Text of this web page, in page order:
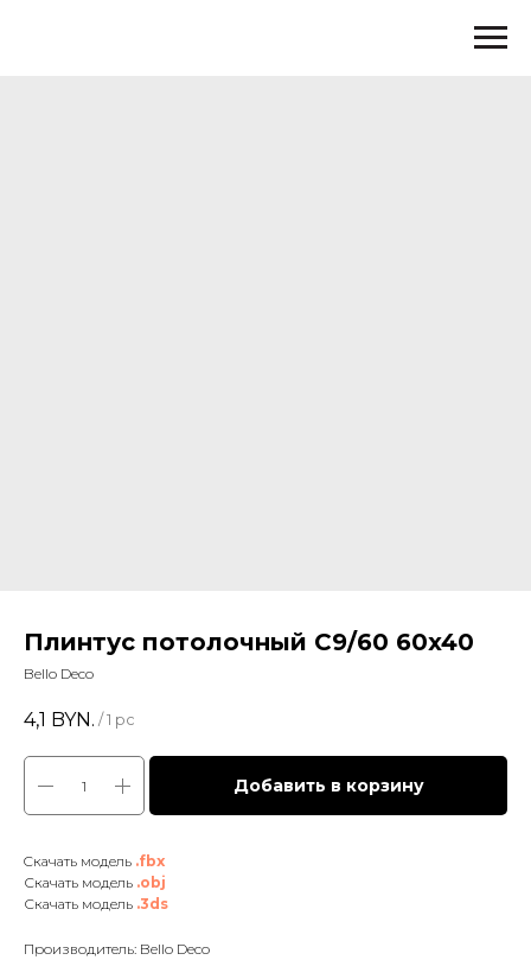
Плинтус потолочный С9/60 60x40
Bello Deco
4,1 BYN. / 1 pc
Добавить в корзину
Cкачать модель .fbx
Скачать модель .obj
Скачать модель .3ds
Производитель: Bello Deco